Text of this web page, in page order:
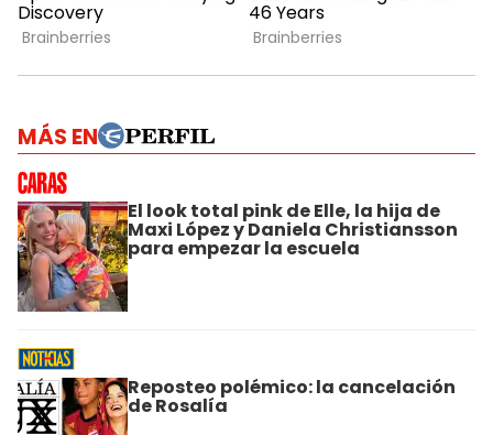
MÁS EN
El look total pink de Elle, la hija de
Maxi López y Daniela Christiansson
para empezar la escuela
Reposteo polémico: la cancelación
de Rosalía